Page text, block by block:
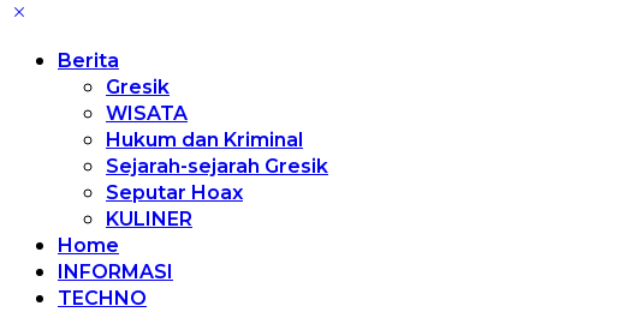
Berita
Gresik
WISATA
Hukum dan Kriminal
Sejarah-sejarah Gresik
Seputar Hoax
KULINER
Home
INFORMASI
TECHNO